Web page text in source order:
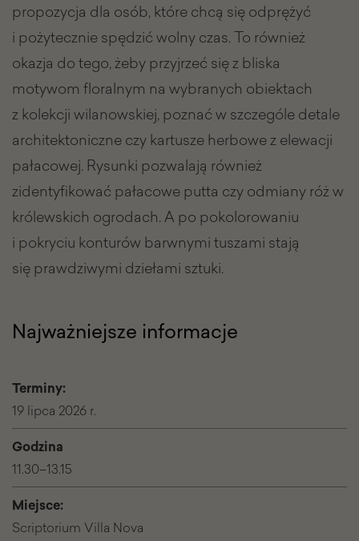
propozycja dla osób, które chcą się odprężyć
i pożytecznie spędzić wolny czas. To również
okazja do tego, żeby przyjrzeć się z bliska
motywom floralnym na wybranych obiektach
z kolekcji wilanowskiej, poznać w szczególe detale
architektoniczne czy kartusze herbowe z elewacji
pałacowej. Rysunki pozwalają również
zidentyfikować pałacowe putta czy odmiany róż w
królewskich ogrodach. A po pokolorowaniu
i pokryciu konturów barwnymi tuszami stają
się prawdziwymi dziełami sztuki.
Najważniejsze informacje
Terminy:
19 lipca 2026 r.
Godzina
11.30–13.15
Miejsce:
Scriptorium Villa Nova